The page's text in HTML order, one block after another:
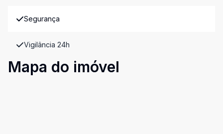
Segurança
Vigilância 24h
Mapa do imóvel